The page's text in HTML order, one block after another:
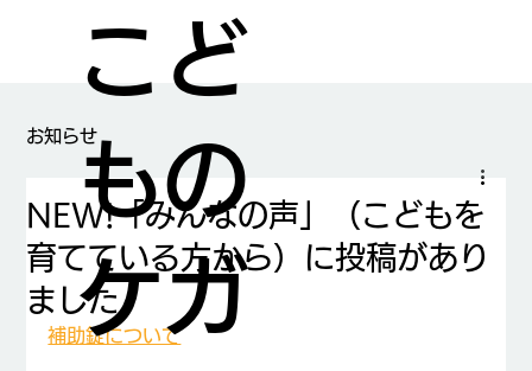
こど
もの
ケガ
NEW!「みんなの声」（こどもを
育てている方から）に投稿があり
ました
補助錠について
​お知らせ